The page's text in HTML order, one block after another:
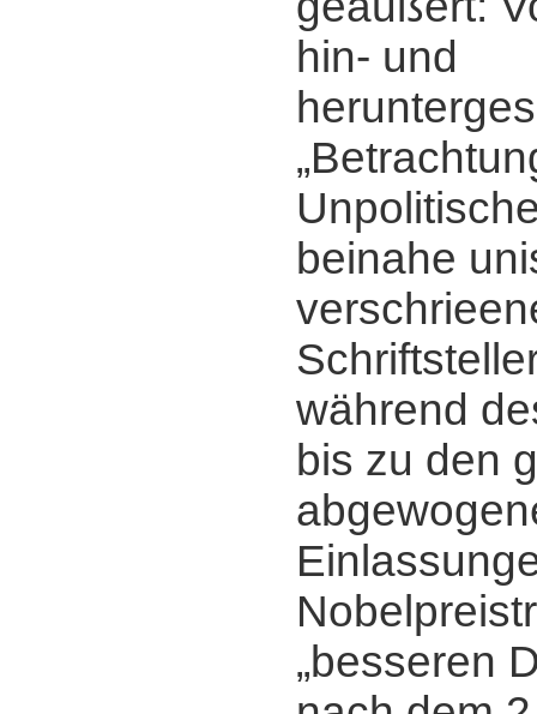
hin- und
beinahe
während
bis zu den
„besseren